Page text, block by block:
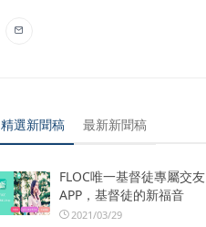
精選新聞稿 最新新聞稿
FLOC唯一基督徒專屬交友
APP，基督徒的新福音
2021/03/29